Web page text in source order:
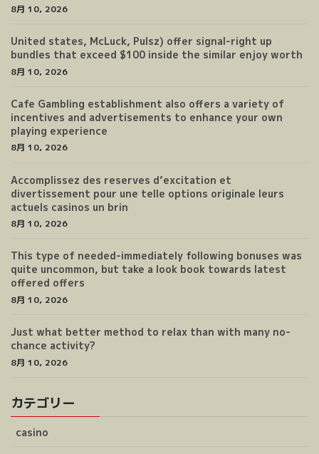
8月 10, 2026
United states, McLuck, Pulsz) offer signal-right up
bundles that exceed $100 inside the similar enjoy worth
8月 10, 2026
Cafe Gambling establishment also offers a variety of
incentives and advertisements to enhance your own
playing experience
8月 10, 2026
Accomplissez des reserves d’excitation et
divertissement pour une telle options originale leurs
actuels casinos un brin
8月 10, 2026
This type of needed-immediately following bonuses was
quite uncommon, but take a look book towards latest
offered offers
8月 10, 2026
Just what better method to relax than with many no-
chance activity?
8月 10, 2026
カテゴリー
casino